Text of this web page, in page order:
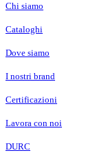
Chi siamo
Cataloghi
Dove siamo
I nostri brand
Certificazioni
Lavora con noi
DURC